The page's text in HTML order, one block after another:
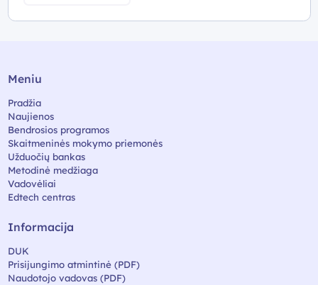
Meniu
Pradžia
Naujienos
Bendrosios programos
Skaitmeninės mokymo priemonės
Užduočių bankas
Metodinė medžiaga
Vadovėliai
Edtech centras
Informacija
DUK
Prisijungimo atmintinė (PDF)
Naudotojo vadovas (PDF)